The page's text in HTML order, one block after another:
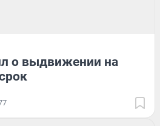
о выдвижении на